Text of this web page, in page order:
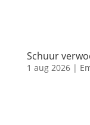
Schuur
1 aug 2026|